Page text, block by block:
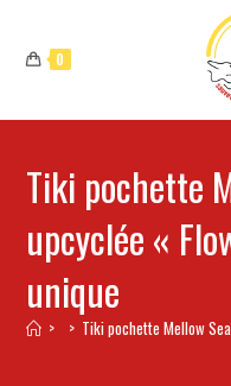
0
Tiki pochette
upcyclée «
unique
> > Tiki pochette Mellow